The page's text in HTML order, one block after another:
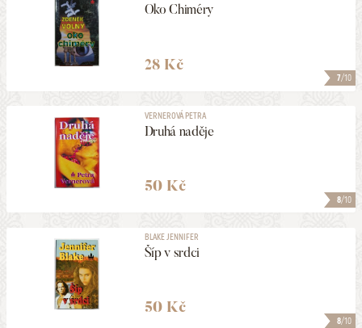
7/10
Oko Chiméry
28 Kč
8/10
VERNEROVÁ PETRA
Druhá naděje
50 Kč
8/10
BLAKE JENNIFER
Šíp v srdci
50 Kč